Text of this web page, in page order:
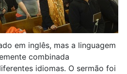
em inglês, mas a linguagem
combinada
idiomas. O sermão foi